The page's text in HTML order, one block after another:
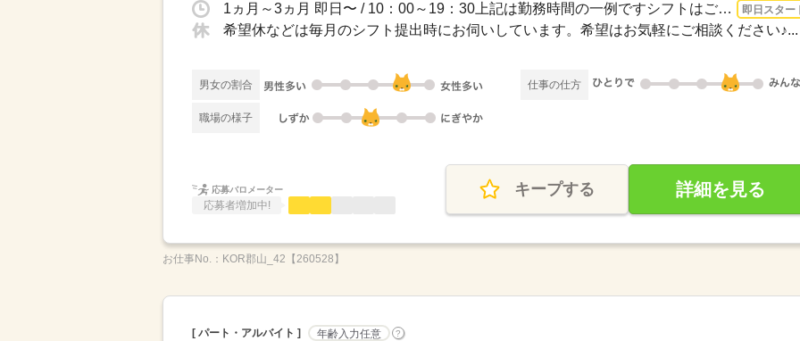
1ヵ月～3ヵ月 即日〜 / 10：00～19：30上記は勤務時間の一例ですシフトはご希望に合わ... 即日スター
希望休などは毎月のシフト提出時にお伺いしています。希望はお気軽にご相談ください♪...
男女の割合 仕事の仕方
職場の様子
応募バロメーター
応募者増加中!
キープする 詳細を見る
お仕事No.： KOR郡山_42【260528】
[ パート・アルバイト ] 年齢入力任意 ?